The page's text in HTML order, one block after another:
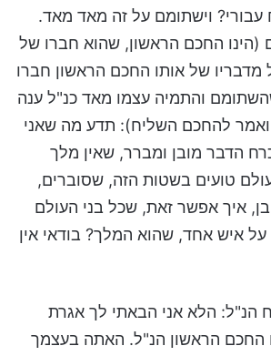
וישתומם על זה מאד מאד.
(הינו החכם הראשון, שהוא חברו של
מדבריו של אותו החכם הראשון חברו
והתמיה עצמו מאד כנ"ל ענה
ואמר להחכם השליח): תדע מה שאני
הדבר מובן ומברר, שאין מלך
טועים בשטות הזה, שסוברים,
איך אפשר זאת, שכל בני העולם
איש אחד, שהוא המלך? בודאי אין
הנ"ל: הלא אני הבאתי לך אגרת
החכם הראשון הנ"ל. האתה בעצמך